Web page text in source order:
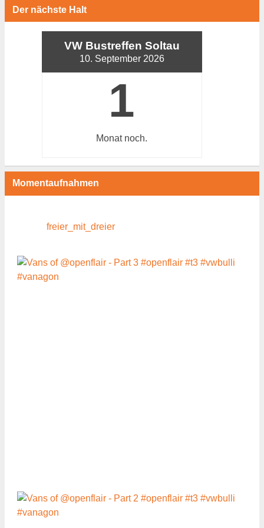
Der nächste Halt
VW Bustreffen Soltau
10. September 2026
1
Monatnoch.
Momentaufnahmen
freier_mit_dreier